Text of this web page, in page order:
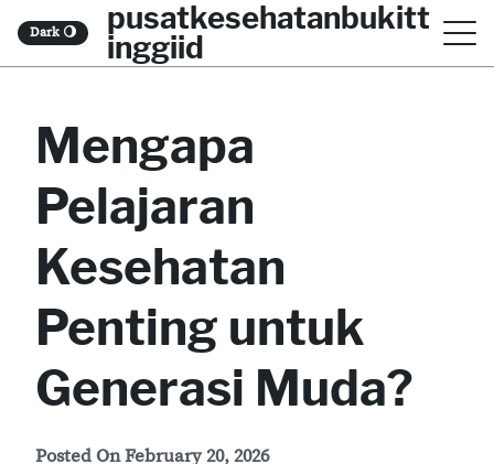
Dark 🌖 pusatkesehatanbukitt
inggiid
Mengapa
Pelajaran
Kesehatan
Penting untuk
Generasi Muda?
Posted OnFebruary 20, 2026